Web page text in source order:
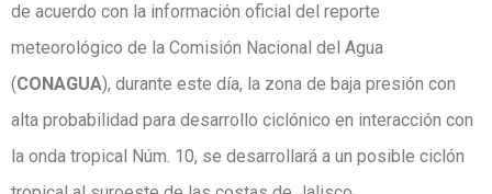
de acuerdo con la información oficial del reporte
meteorológico de la Comisión Nacional del Agua
(CONAGUA), durante este día, la zona de baja presión con
alta probabilidad para desarrollo ciclónico en interacción con
la onda tropical Núm. 10, se desarrollará a un posible ciclón